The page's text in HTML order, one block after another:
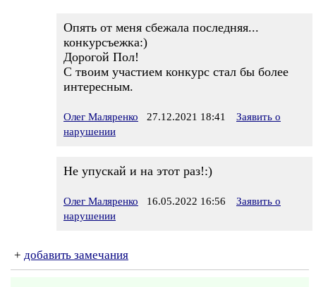
Опять от меня сбежала последняя...
конкурсъежка:)
Дорогой Пол!
С твоим участием конкурс стал бы более
интересным.
Олег Маляренко 27.12.2021 18:41
Заявить о
нарушении
Не упускай и на этот раз!:)
Олег Маляренко 16.05.2022 16:56
Заявить о
нарушении
+ добавить замечания